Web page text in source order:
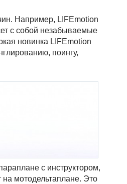
Например, LIFEmotion
с собой незабываемые
новинка LIFEmotion
поингу,
с инструктором,
мотодельтаплане. Это